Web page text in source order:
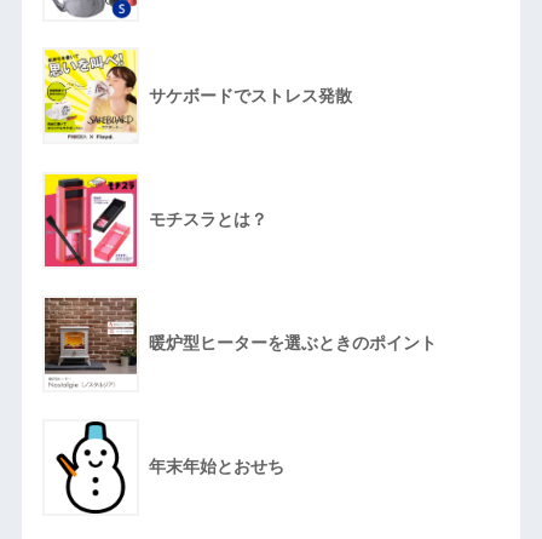
サケボードでストレス発散
モチスラとは？
暖炉型ヒーターを選ぶときのポイント
年末年始とおせち